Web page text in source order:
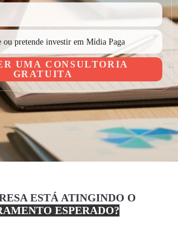
UMA CONSULTORIA
GRATUITA
ESTÁ ATINGINDO O
ESPERADO?